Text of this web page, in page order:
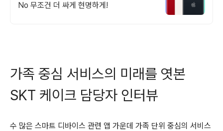
No 무조건 더 싸게 현명하게!
가족 중심 서비스의 미래를 엿본
SKT 케이크 담당자 인터뷰
수 많은 스마트 디바이스 관련 앱 가운데 가족 단위 중심의 서비스